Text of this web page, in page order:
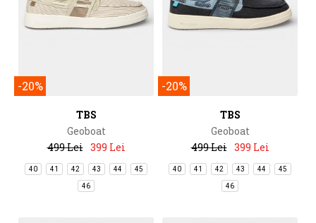
-20%
TBS
Geoboat
499 Lei 399 Lei
40 41 42 43 44 45
46
-20%
TBS
Geoboat
499 Lei 399 Lei
40 41 42 43 44 45
46